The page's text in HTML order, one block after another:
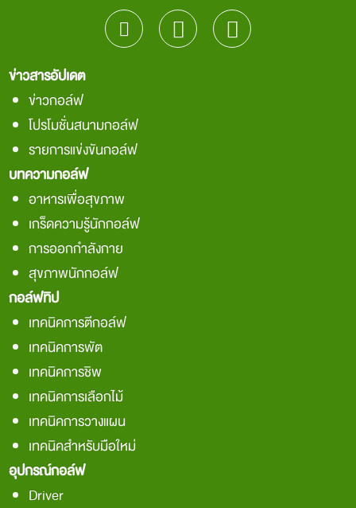
ข่าวสารอัปเดต
ข่าวกอล์ฟ
โปรโมชั่นสนามกอล์ฟ
รายการแข่งขันกอล์ฟ
บทความกอล์ฟ
อาหารเพื่อสุขภาพ
เกร็ดความรู้นักกอล์ฟ
การออกกำลังกาย
สุขภาพนักกอล์ฟ
กอล์ฟทิป
เทคนิคการตีกอล์ฟ
เทคนิคการพัต
เทคนิคการชิพ
เทคนิคการเลือกไม้
เทคนิคการวางแผน
เทคนิคสำหรับมือใหม่
อุปกรณ์กอล์ฟ
Driver